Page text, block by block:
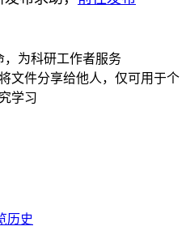
，为科研工作者服务
文件分享给他人，仅可用于个
学习
历史